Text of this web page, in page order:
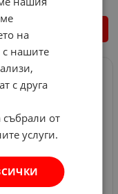
на
с нашите
с друга
събрали от
услуги.